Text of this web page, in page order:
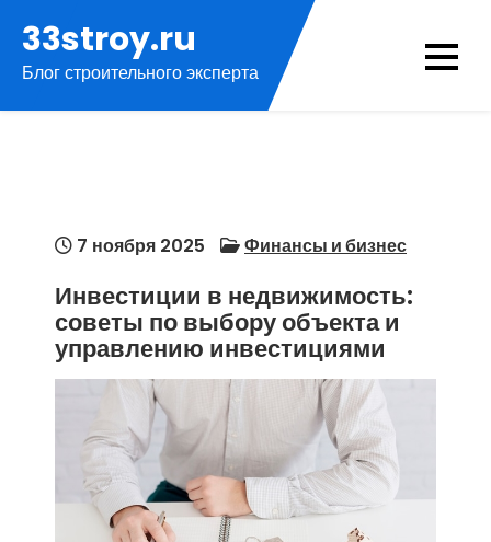
содержимому
33stroy.ru
Блог строительного эксперта
7 ноября 2025 Финансы и бизнес
Инвестиции в недвижимость:
советы по выбору объекта и
управлению инвестициями